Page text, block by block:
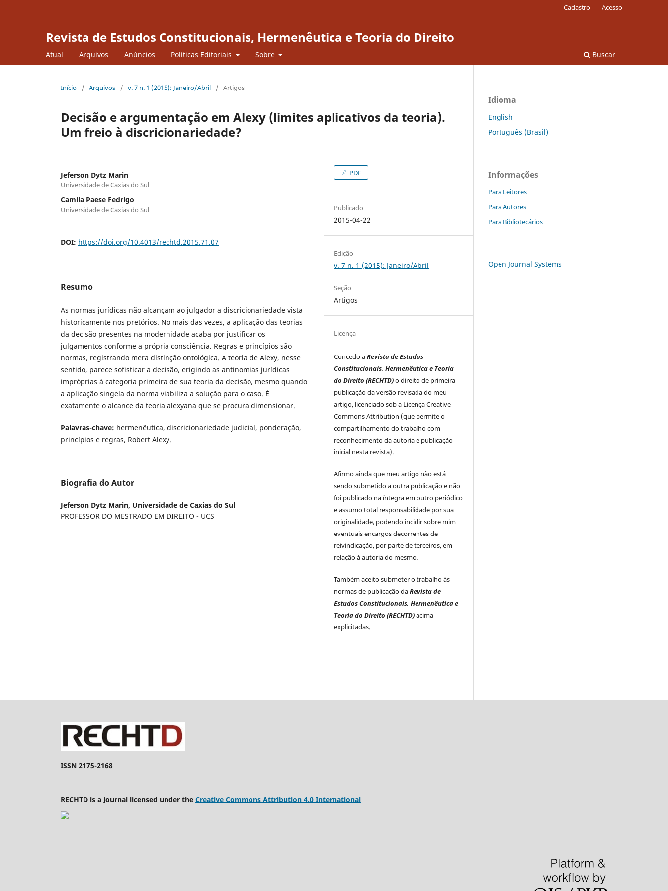
Revista de Estudos Constitucionais, Hermenêutica e Teoria do Direito
Atual Arquivos Anúncios Políticas Editoriais Sobre Buscar
Cadastro Acesso
Início / Arquivos / v. 7 n. 1 (2015): Janeiro/Abril / Artigos
Decisão e argumentação em Alexy (limites aplicativos da teoria).
Um freio à discricionariedade?
Jeferson Dytz Marin
Universidade de Caxias do Sul
Camila Paese Fedrigo
Universidade de Caxias do Sul
DOI: https://doi.org/10.4013/rechtd.2015.71.07
Resumo
As normas jurídicas não alcançam ao julgador a discricionariedade vista
historicamente nos pretórios. No mais das vezes, a aplicação das teorias
da decisão presentes na modernidade acaba por justificar os
julgamentos conforme a própria consciência. Regras e princípios são
normas, registrando mera distinção ontológica. A teoria de Alexy, nesse
sentido, parece sofisticar a decisão, erigindo as antinomias jurídicas
impróprias à categoria primeira de sua teoria da decisão, mesmo quando
a aplicação singela da norma viabiliza a solução para o caso. É
exatamente o alcance da teoria alexyana que se procura dimensionar.
Palavras-chave: hermenêutica, discricionariedade judicial, ponderação,
princípios e regras, Robert Alexy.
Biografia do Autor
Jeferson Dytz Marin, Universidade de Caxias do Sul
PROFESSOR DO MESTRADO EM DIREITO - UCS
PDF
Publicado
2015-04-22
Edição
v. 7 n. 1 (2015): Janeiro/Abril
Seção
Artigos
Licença
Concedo aRevista de Estudos
Constitucionais, Hermenêutica e Teoria
do Direito (RECHTD)o direito de primeira
publicação da versão revisada do meu
artigo, licenciado sob a Licença Creative
Commons Attribution (que permite o
compartilhamento do trabalho com
reconhecimento da autoria e publicação
inicial nesta revista).
Afirmo ainda que meu artigo não está
sendo submetido a outra publicação e não
foi publicado na íntegra em outro periódico
e assumo total responsabilidade por sua
originalidade, podendo incidir sobre mim
eventuais encargos decorrentes de
reivindicação, por parte de terceiros, em
relação à autoria do mesmo.
Também aceito submeter o trabalho às
normas de publicação daRevista de
Estudos Constitucionais, Hermenêutica e
Teoria do Direito (RECHTD)acima
explicitadas.
Idioma
English
Português (Brasil)
Informações
Para Leitores
Para Autores
Para Bibliotecários
Open Journal Systems
ISSN 2175-2168
RECHTD is a journal licensed under the Creative Commons Attribution 4.0 International